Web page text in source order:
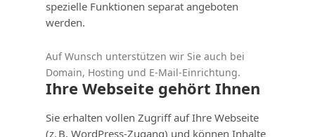
spezielle Funktionen separat angeboten
werden.
Auf Wunsch unterstützen wir Sie auch bei
Domain, Hosting und E‑Mail‑Einrichtung.
Ihre Webseite gehört Ihnen
Sie erhalten vollen Zugriff auf Ihre Webseite
(z. B. WordPress‑Zugang) und können Inhalte